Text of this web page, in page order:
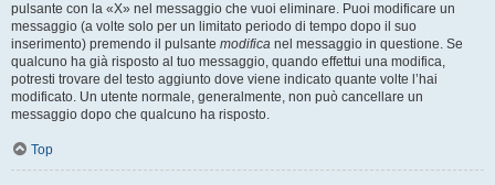
pulsante con la «X» nel messaggio che vuoi eliminare. Puoi modificare un
messaggio (a volte solo per un limitato periodo di tempo dopo il suo
inserimento) premendo il pulsante modifica nel messaggio in questione. Se
qualcuno ha già risposto al tuo messaggio, quando effettui una modifica,
potresti trovare del testo aggiunto dove viene indicato quante volte l’hai
modificato. Un utente normale, generalmente, non può cancellare un
messaggio dopo che qualcuno ha risposto.
Top